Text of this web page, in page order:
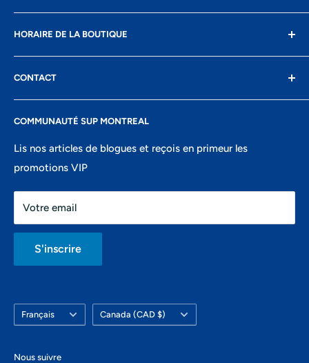
Contact
Livraison
Retours
Conditions d'utilisation
Confidentialité
Recherche
Portail ambassadeurs
HORAIRE DE LA BOUTIQUE
Mercredi: 10h-17h
Vendredi: 10h-18h
Samedi: 10h-16h
Dimanche: fermé
CONTACT
COMMUNAUTÉ SUP MONTREAL
Lis nos articles de blogues et reçois en primeur les
promotions VIP
Votre email
S'inscrire
Langue
Français Pays/région
Canada (CAD $)
Nous suivre